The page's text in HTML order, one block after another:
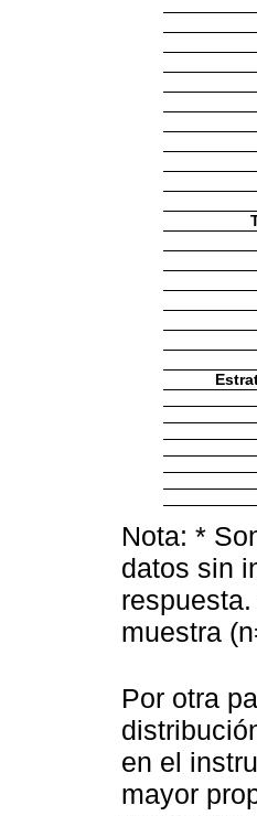
Nota: *
datos sin
muestra
Por otra
en el
mayor